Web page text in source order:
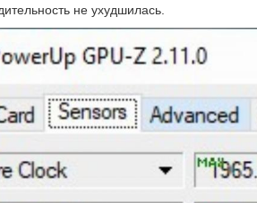
не ухудшилась.